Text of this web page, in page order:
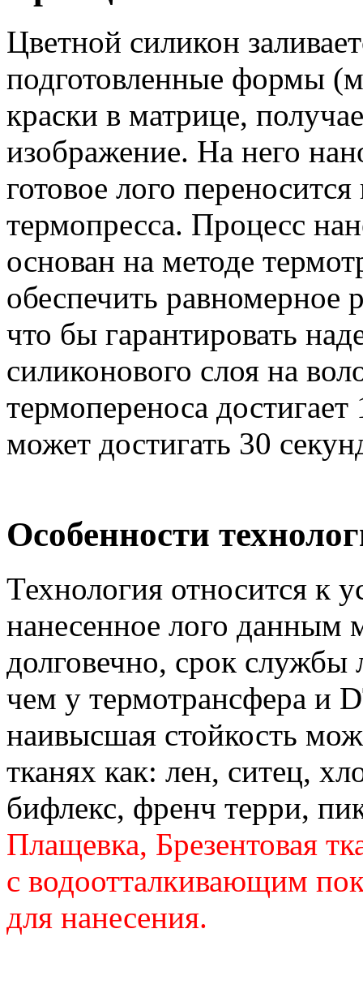
Цветной силикон
подготовленные формы
краски в матрице,
изображение. На него
готовое лого
термопресса. Процесс
основан на методе
обеспечить равномерное
что бы гарантировать
силиконового слоя на
термопереноса
может достигать 30
Особенности
Технология относится к
нанесенное лого данным
долговечно, срок службы
чем у термотрансфера и
наивысшая стойкость
тканях как: лен, ситец,
бифлекс, френч терри,
Плащевка, Брезентовая
с водоотталкивающим
для нанесения.